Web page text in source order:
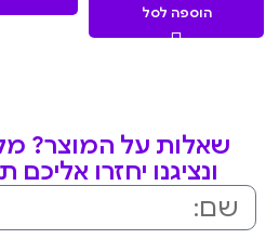
הוספה לסל
שאלות על המוצר?
ונציגנו יחזרו